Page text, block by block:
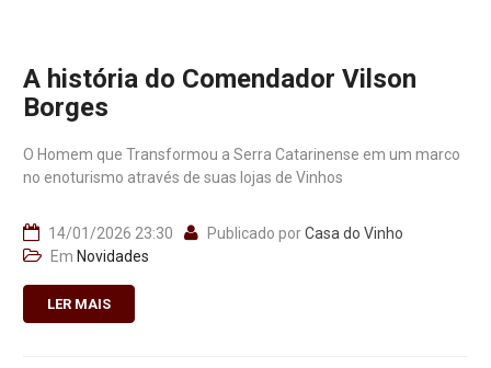
A história do Comendador Vilson
Borges
O Homem que Transformou a Serra Catarinense em um marco
no enoturismo através de suas lojas de Vinhos
14/01/2026 23:30 Publicado porCasa do Vinho
Em Novidades
LER MAIS